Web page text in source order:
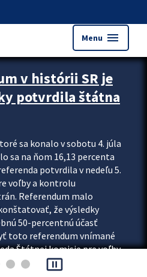
Menu menu
v histórii SR je
potvrdila štátna
sa konalo v sobotu 4. júla
sa na ňom 16,13 percenta
potvrdila v nedeľu 5.
voľby a kontrolu
Referendum malo
že výsledky
50-percentnú účasť
toto referendum vnímané
Štátnej komisie pre voľby
pause_presentation